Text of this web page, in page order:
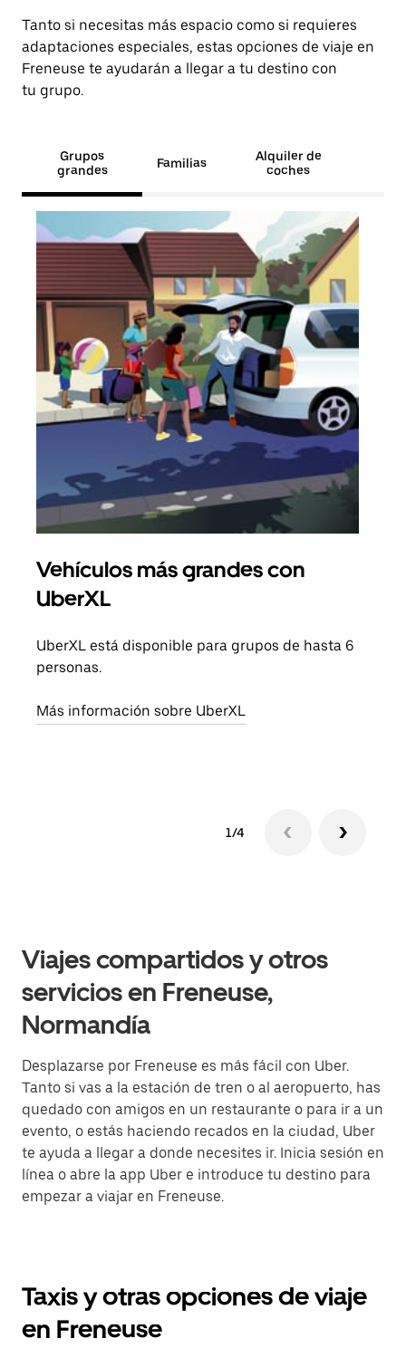
Tanto si necesitas más espacio como si requieres
adaptaciones especiales, estas opciones de viaje en
Freneuse te ayudarán a llegar a tu destino con
tu grupo.
Grupos
grandes
Familias
Alquiler de
coches
Vehículos más grandes con
UberXL
UberXL está disponible para grupos de hasta 6
personas.
Más información sobre UberXL
1/4
Viajes compartidos y otros
servicios en Freneuse,
Normandía
Desplazarse por Freneuse es más fácil con Uber.
Tanto si vas a la estación de tren o al aeropuerto, has
quedado con amigos en un restaurante o para ir a un
evento, o estás haciendo recados en la ciudad, Uber
te ayuda a llegar a donde necesites ir. Inicia sesión en
línea o abre la app Uber e introduce tu destino para
empezar a viajar en Freneuse.
Taxis y otras opciones de viaje
en Freneuse